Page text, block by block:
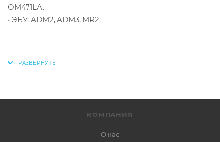
OM471LA.
• ЭБУ: ADM2, ADM3, MR2.
КОМПАНИЯ
О нас